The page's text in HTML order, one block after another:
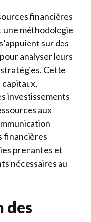
financières
une méthodologie
sur des
analyser leurs
Cette
capitaux,
investissements
aux
financières
prenantes et
nécessaires au
des